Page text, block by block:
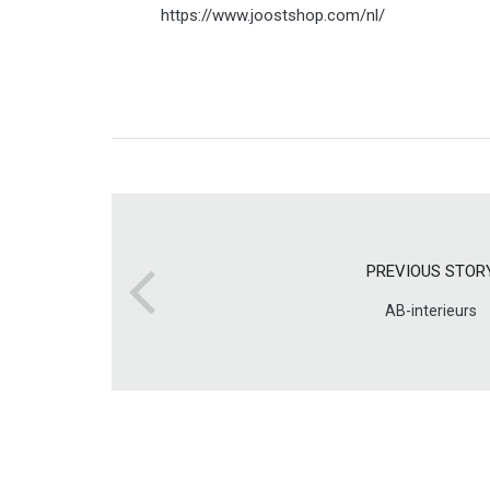
https://www.joostshop.com/nl/
PREVIOUS
AB-interieurs